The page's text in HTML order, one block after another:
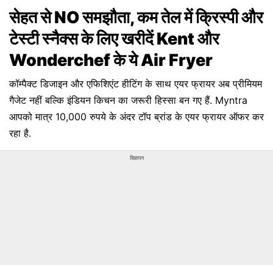
सेहत से NO समझौता, कम तेल में क्रिस्पी और
टेस्टी स्नैक्स के लिए खरीदें Kent और
Wonderchef के ये Air Fryer
कॉम्पैक्ट डिजाइन और एफिशिएंट हीटिंग के साथ एयर फ्रायर अब प्रीमियम
गैजेट नहीं बल्कि इंडियन किचन का जरूरी हिस्सा बन गए हैं. Myntra
आपको मात्र 10,000 रुपये के अंदर टॉप ब्रांड के एयर फ्रायर ऑफर कर
रहा है.
विज्ञापन